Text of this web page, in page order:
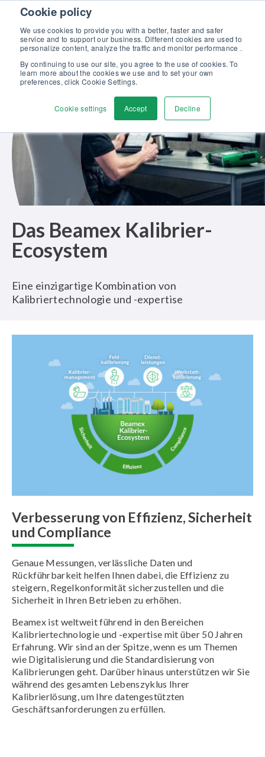
Cookie policy
We use cookies to provide you with a better, faster and safer
service and to support our business. Different cookies are used to
personalize content, analyze the traffic and monitor performance .
By continuing to use our site, you agree to the use of cookies. To
learn more about the cookies we use and to set your own
preferences, click Cookie Settings.
Cookie settings Accept Decline
Skip to content
Kalibriergrundlagen Druck (eBook) – jetzt kostenlos herunterladen!
Kontaktieren
Das Beamex Kalibrier-
Ecosystem
Eine einzigartige Kombination von
Kalibriertechnologie und -expertise
Verbesserung von Effizienz, Sicherheit
und Compliance
Genaue Messungen, verlässliche Daten und
Rückführbarkeit helfen Ihnen dabei, die Effizienz zu
steigern, Regelkonformität sicherzustellen und die
Sicherheit in Ihren Betrieben zu erhöhen.
Beamex ist weltweit führend in den Bereichen
Kalibriertechnologie und -expertise mit über 50 Jahren
Erfahrung. Wir sind an der Spitze, wenn es um Themen
wie Digitalisierung und die Standardisierung von
Kalibrierungen geht. Darüber hinaus unterstützen wir Sie
während des gesamten Lebenszyklus Ihrer
Kalibrierlösung, um Ihre datengestützten
Geschäftsanforderungen zu erfüllen.